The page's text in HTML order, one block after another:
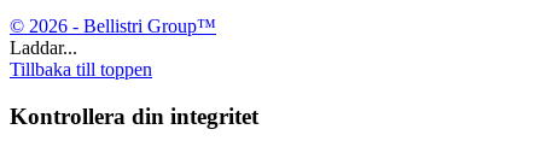
© 2026 - Bellistri Group™
Laddar...
Tillbaka till toppen
Kontrollera din integritet